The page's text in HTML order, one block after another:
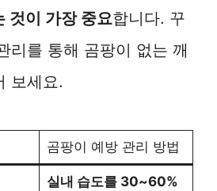
것이 가장 중요합니다. 꾸
리를 통해 곰팡이 없는 깨
보세요.
곰팡이 예방 관리 방법
실내 습도를 30~60%